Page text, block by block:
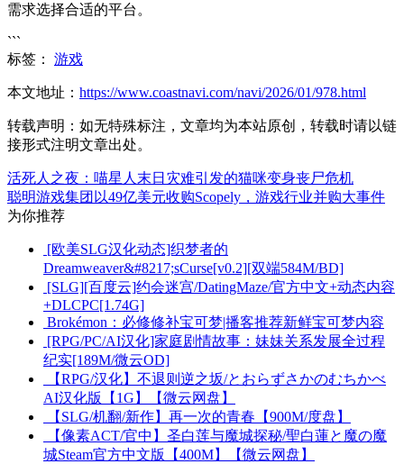
需求选择合适的平台。
```
标签：
游戏
本文地址： https://www.coastnavi.com/navi/2026/01/978.html
转载声明： 如无特殊标注，文章均为本站原创，转载时请以链
接形式注明文章出处。
活死人之夜：喵星人末日灾难引发的猫咪变身丧尸危机
聪明游戏集团以49亿美元收购Scopely，游戏行业并购大事件
为你推荐
[欧美SLG汉化动态]织梦者的
Dreamweaver&#8217;sCurse[v0.2][双端584M/BD]
[SLG][百度云]约会迷宫/DatingMaze/官方中文+动态内容
+DLCPC[1.74G]
Brokémon：必修修补宝可梦|播客推荐新鲜宝可梦内容
[RPG/PC/AI汉化]家庭剧情故事：妹妹关系发展全过程
纪实[189M/微云OD]
【RPG/汉化】不退则逆之坂/とおらずさかのむちかべ
AI汉化版【1G】【微云网盘】
【SLG/机翻/新作】再一次的青春【900M/度盘】
【像素ACT/官中】圣白莲与魔城探秘/聖白蓮と魔の魔
城Steam官方中文版【400M】【微云网盘】